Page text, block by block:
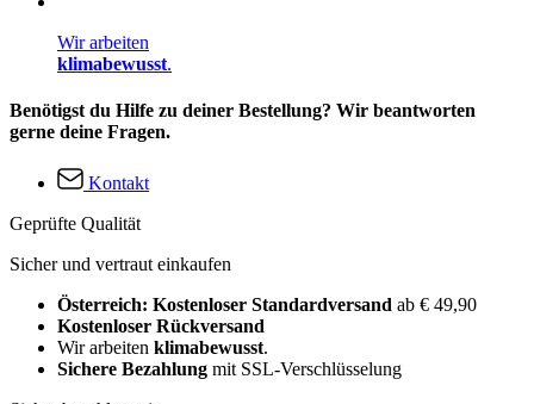
Wir arbeiten
klimabewusst.
Benötigst du Hilfe zu deiner Bestellung? Wir beantworten
gerne deine Fragen.
Kontakt
Geprüfte Qualität
Sicher und vertraut einkaufen
Österreich: Kostenloser Standardversand ab € 49,90
Kostenloser Rückversand
Wir arbeiten klimabewusst.
Sichere Bezahlung mit SSL-Verschlüsselung